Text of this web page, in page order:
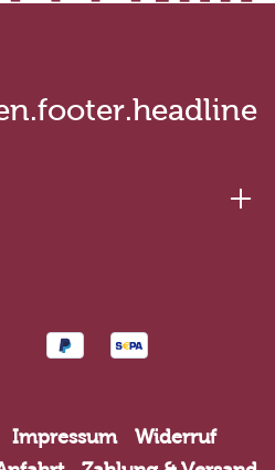
Impressum
Widerruf